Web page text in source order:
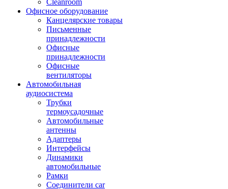
Cleanroom
Офисное оборудование
Канцелярские товары
Письменные
принадлежности
Офисные
принадлежности
Офисные
вентиляторы
Автомобильная
аудиосистема
Трубки
термоусадочные
Автомобильные
антенны
Адаптеры
Интерфейсы
Динамики
автомобильные
Рамки
Соединители car